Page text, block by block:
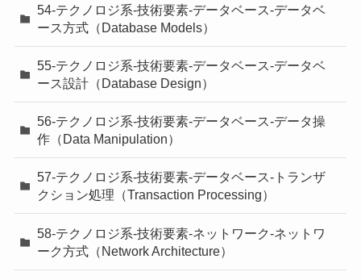
54-テクノロジ系-技術要素-データベース-データベ
ース方式（Database Models）
55-テクノロジ系-技術要素-データベース-データベ
ース設計（Database Design）
56-テクノロジ系-技術要素-データベース-データ操
作（Data Manipulation）
57-テクノロジ系-技術要素-データベース-トランザ
クション処理（Transaction Processing）
58-テクノロジ系-技術要素-ネットワーク-ネットワ
ーク方式（Network Architecture）